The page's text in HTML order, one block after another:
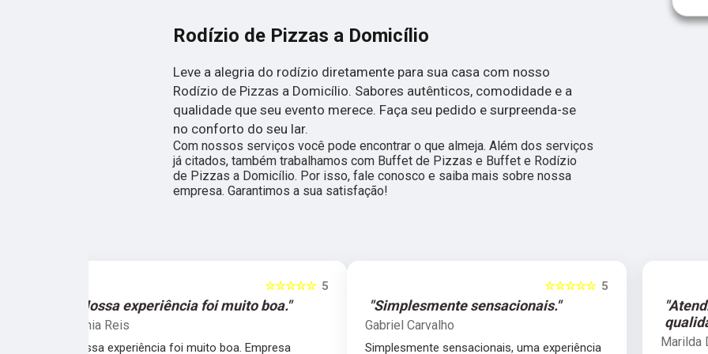
Rodízio de Pizzas a Domicílio
Leve a alegria do rodízio diretamente para sua casa com nosso
Rodízio de Pizzas a Domicílio. Sabores autênticos, comodidade e a
qualidade que seu evento merece. Faça seu pedido e surpreenda-se
no conforto do seu lar.
Com nossos serviços você pode encontrar o que almeja. Além dos serviços
já citados, também trabalhamos com Buffet de Pizzas e Buffet e Rodízio
de Pizzas a Domicílio. Por isso, fale conosco e saiba mais sobre nossa
empresa. Garantimos a sua satisfação!
☆☆☆☆☆
"Simplesmente sensacionais."
Gabriel Carvalho
Simplesmente sensacionais, uma experiência
☆☆☆☆☆
"Atendimento de primeira
qualidade."
Marilda Daineze Daineze